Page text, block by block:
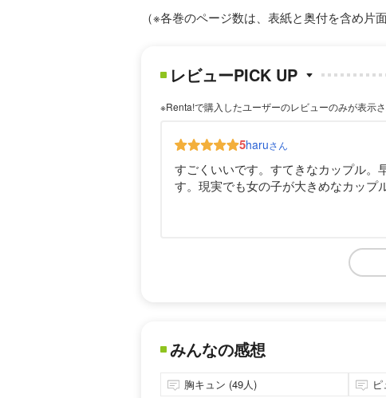
（※各巻のページ数は、表紙と奥付を含め片
レビューPICK UP
※Renta!で購入したユーザーのレビューのみが表示
5haruさん
すごくいいです。すてきなカップル。
す。現実でも女の子が大きめなカップ
みんなの感想
胸キュン (49人)